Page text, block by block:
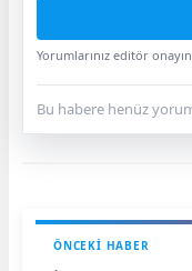
Yorumlarınız editör
Bu habere henüz
ÖNCEKI HABER